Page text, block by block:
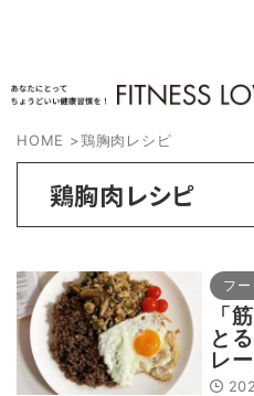
HOME >鶏胸肉レシピ
鶏胸肉レシピ
フー
「
と
レ
る“